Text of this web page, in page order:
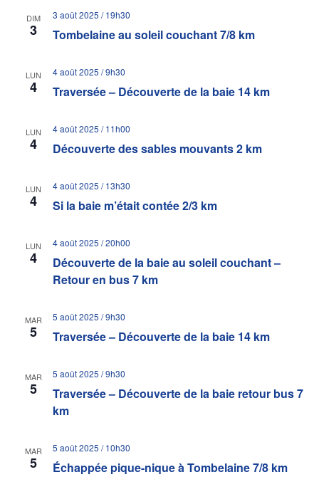
DIM
3 Tombelaine au soleil couchant 7/8 km
3 août 2025 / 19h30
LUN
4 Traversée – Découverte de la baie 14 km
4 août 2025 / 9h30
LUN
4 Découverte des sables mouvants 2 km
4 août 2025 / 11h00
LUN
4 Si la baie m’était contée 2/3 km
4 août 2025 / 13h30
LUN
4
Découverte de la baie au soleil couchant –
Retour en bus 7 km
4 août 2025 / 20h00
MAR
5 Traversée – Découverte de la baie 14 km
5 août 2025 / 9h30
MAR
5
Traversée – Découverte de la baie retour bus 7
km
5 août 2025 / 9h30
MAR
5 Échappée pique-nique à Tombelaine 7/8 km
5 août 2025 / 10h30